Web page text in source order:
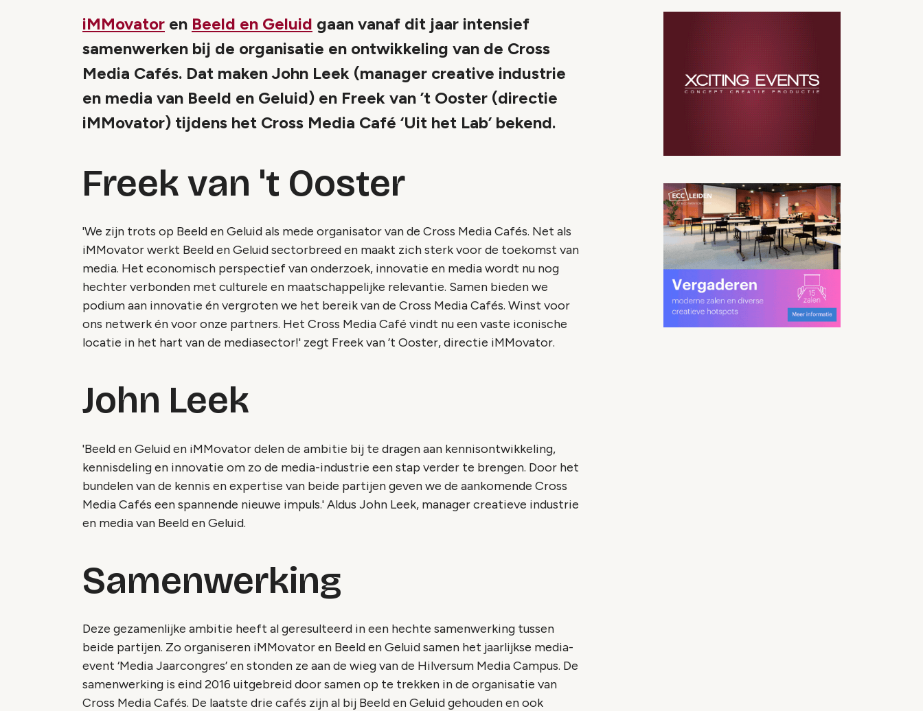
iMMovator en Beeld en Geluid gaan vanaf dit jaar intensief
samenwerken bij de organisatie en ontwikkeling van de Cross
Media Cafés. Dat maken John Leek (manager creative industrie
en media van Beeld en Geluid) en Freek van ’t Ooster (directie
iMMovator) tijdens het Cross Media Café ‘Uit het Lab’ bekend.
Freek van 't Ooster
'We zijn trots op Beeld en Geluid als mede organisator van de Cross Media Cafés. Net als
iMMovator werkt Beeld en Geluid sectorbreed en maakt zich sterk voor de toekomst van
media. Het economisch perspectief van onderzoek, innovatie en media wordt nu nog
hechter verbonden met culturele en maatschappelijke relevantie. Samen bieden we
podium aan innovatie én vergroten we het bereik van de Cross Media Cafés. Winst voor
ons netwerk én voor onze partners. Het Cross Media Café vindt nu een vaste iconische
locatie in het hart van de mediasector!' zegt Freek van ’t Ooster, directie iMMovator.
John Leek
'Beeld en Geluid en iMMovator delen de ambitie bij te dragen aan kennisontwikkeling,
kennisdeling en innovatie om zo de media-industrie een stap verder te brengen. Door het
bundelen van de kennis en expertise van beide partijen geven we de aankomende Cross
Media Cafés een spannende nieuwe impuls.' Aldus John Leek, manager creatieve industrie
en media van Beeld en Geluid.
Samenwerking
Deze gezamenlijke ambitie heeft al geresulteerd in een hechte samenwerking tussen
beide partijen. Zo organiseren iMMovator en Beeld en Geluid samen het jaarlijkse media-
event ‘Media Jaarcongres’ en stonden ze aan de wieg van de Hilversum Media Campus. De
samenwerking is eind 2016 uitgebreid door samen op te trekken in de organisatie van
Cross Media Cafés. De laatste drie cafés zijn al bij Beeld en Geluid gehouden en ook